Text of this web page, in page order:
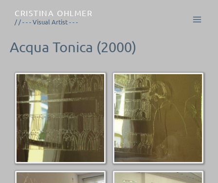
Inhalt
springen
CRISTINA OHLMER
/ / - - - Visual Artist - - -
Acqua Tonica (2000)